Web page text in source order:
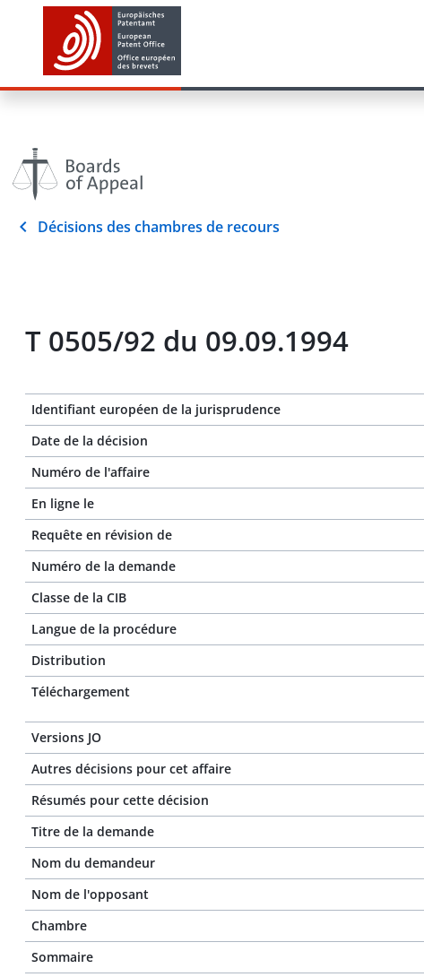
Décisions des chambres de recours
T 0505/92 du 09.09.1994
Identifiant européen de la jurisprudence
Date de la décision
Numéro de l'affaire
En ligne le
Requête en révision de
Numéro de la demande
Classe de la CIB
Langue de la procédure
Distribution
Téléchargement
Versions JO
Autres décisions pour cet affaire
Résumés pour cette décision
Titre de la demande
Nom du demandeur
Nom de l'opposant
Chambre
Sommaire